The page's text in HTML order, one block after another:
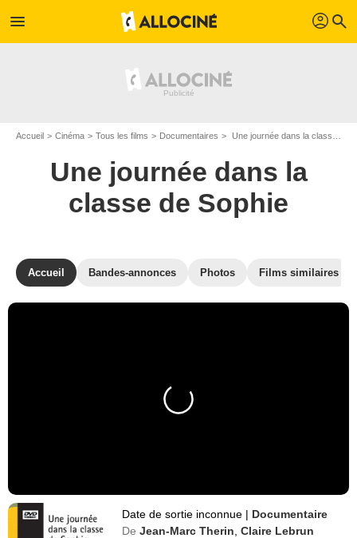
menu profil search
Accueil Cinéma Tous les films Documentaires Une journée dans la classe de Sophie de Jean-Marc Therin et Claire Lebrun
Une journée dans la
classe de Sophie
Accueil Bandes-annonces Photos Films similaires
Date de sortie inconnue | Documentaire
De Jean-Marc Therin ,Claire Lebrun